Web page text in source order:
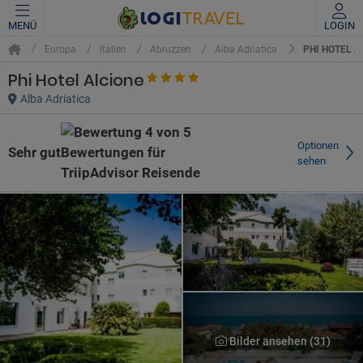
MENÜ LOGIN
Europa Italien Abruzzen Alba Adriatica PHI HOTEL
Phi Hotel Alcione
Alba Adriatica
Sehr gut
Optionen
sehen
Bilder ansehen (31)